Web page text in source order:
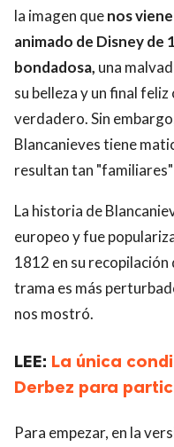
la imagen quenos
animado de Disney de
bondadosa, una
su belleza y un final
verdadero. Sin
Blancanieves tiene
resultan tan
La historia de
europeo y fue
1812 en su recopilación
trama es más
nos mostró.
LEE: La única
Derbez para
Para empezar, en la